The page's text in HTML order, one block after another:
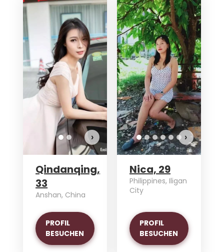
›
Qindanqing hat mehr
Fotos!
Möchten Sie sie
ansehen?
FOTOS ANZEIGEN
Qindanqing,
33
Anshan, China
PROFIL
BESUCHEN
›
Nica, 29
Philippines, Iligan
City
PROFIL
BESUCHEN